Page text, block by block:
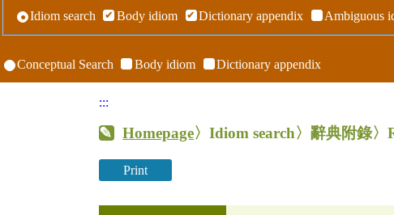
Idiom search
Body idiom Dictionary appendix Ambiguous
Conceptual Search Body idiom Dictionary appendix
:::
Homepage〉Idiom search〉辭典附錄〉
Print